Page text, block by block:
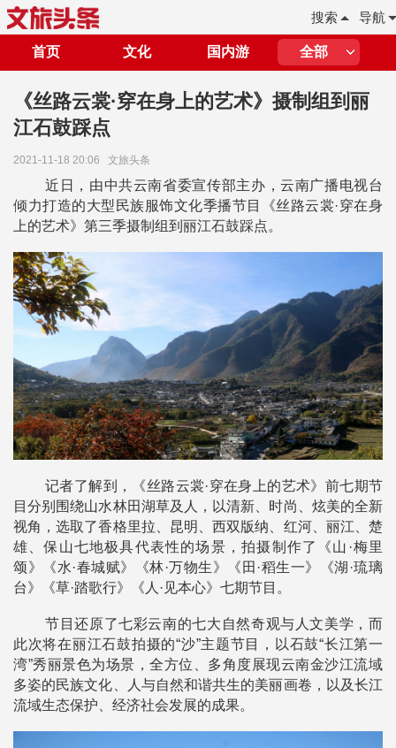
导航
搜索
首页 文化 国内游 全部
《丝路云裳·穿在身上的艺术》摄制组到丽
江石鼓踩点
2021-11-18 20:06 文旅头条
近日，由中共云南省委宣传部主办，云南广播电视台
倾力打造的大型民族服饰文化季播节目《丝路云裳·穿在身
上的艺术》第三季摄制组到丽江石鼓踩点。
记者了解到，《丝路云裳·穿在身上的艺术》前七期节
目分别围绕山水林田湖草及人，以清新、时尚、炫美的全新
视角，选取了香格里拉、昆明、西双版纳、红河、丽江、楚
雄、保山七地极具代表性的场景，拍摄制作了《山·梅里
颂》《水·春城赋》《林·万物生》《田·稻生一》《湖·琉璃
台》《草·踏歌行》《人·见本心》七期节目。
节目还原了七彩云南的七大自然奇观与人文美学，而
此次将在丽江石鼓拍摄的“沙”主题节目，以石鼓“长江第一
湾”秀丽景色为场景，全方位、多角度展现云南金沙江流域
多姿的民族文化、人与自然和谐共生的美丽画卷，以及长江
流域生态保护、经济社会发展的成果。